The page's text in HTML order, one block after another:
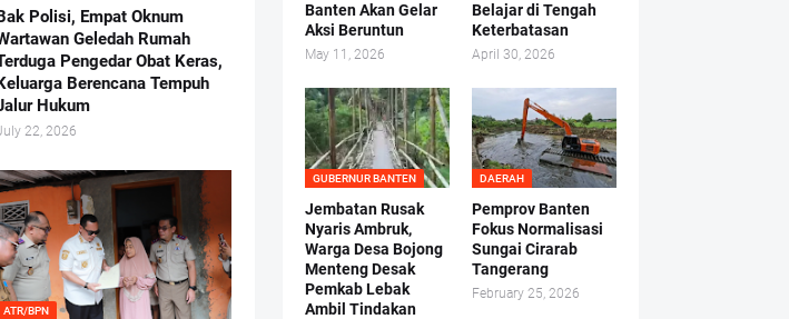
Bak Polisi, Empat Oknum
Geledah Rumah
Pengedar Obat Keras,
Keluarga Berencana Tempuh
Hukum
22, 2026
ATR/BPN
Banten Akan Gelar
Aksi Beruntun
May 11, 2026
Belajar di Tengah
Keterbatasan
April 30, 2026
GUBERNUR BANTEN
Jembatan Rusak
Nyaris Ambruk,
Warga Desa Bojong
Menteng Desak
Pemkab Lebak
Ambil Tindakan
DAERAH
Pemprov Banten
Fokus Normalisasi
Sungai Cirarab
Tangerang
February 25, 2026